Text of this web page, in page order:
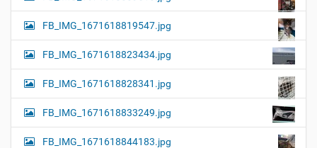
FB_IMG_1671618819547.jpg
FB_IMG_1671618823434.jpg
FB_IMG_1671618828341.jpg
FB_IMG_1671618833249.jpg
FB_IMG_1671618844183.jpg